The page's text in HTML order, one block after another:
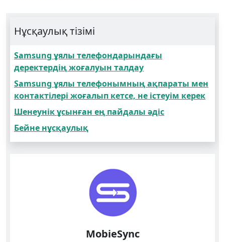
Нұсқаулық тізімі
Samsung ұялы телефондарындағы
деректердің жоғалуын талдау
Samsung ұялы телефонымның ақпараты мен
контактілері жоғалып кетсе, не істеуім керек
Шенеунік ұсынған ең пайдалы әдіс
Бейне нұсқаулық
MobieSync